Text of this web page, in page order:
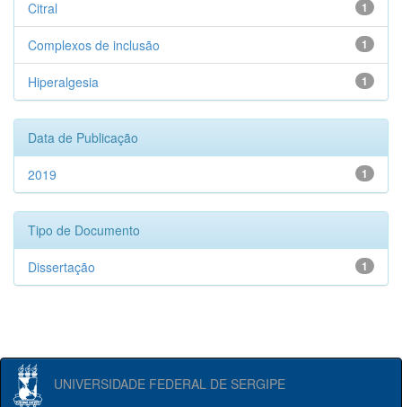
1
Citral
1
Complexos de inclusão
1
Hiperalgesia
Data de Publicação
1
2019
Tipo de Documento
1
Dissertação
UNIVERSIDADE FEDERAL DE SERGIPE